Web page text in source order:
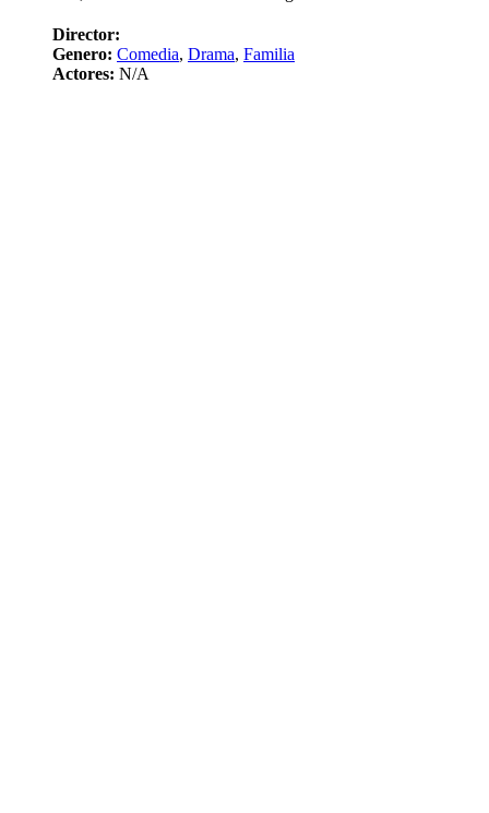
Director:
Genero: Comedia, Drama, Familia
Actores: N/A